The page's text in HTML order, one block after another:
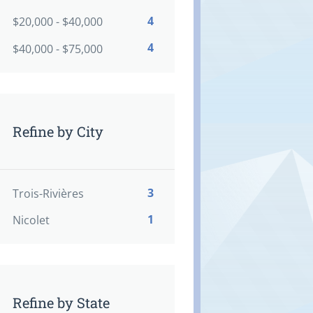
$20,000 - $40,000
4
$40,000 - $75,000
4
Refine by City
Trois-Rivières
3
Nicolet
1
Refine by State